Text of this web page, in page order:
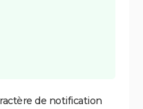
de notification